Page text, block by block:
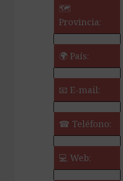
🗺
Provincia:
🌍 País:
📧 E-mail:
☎ Teléfono:
💻 Web: